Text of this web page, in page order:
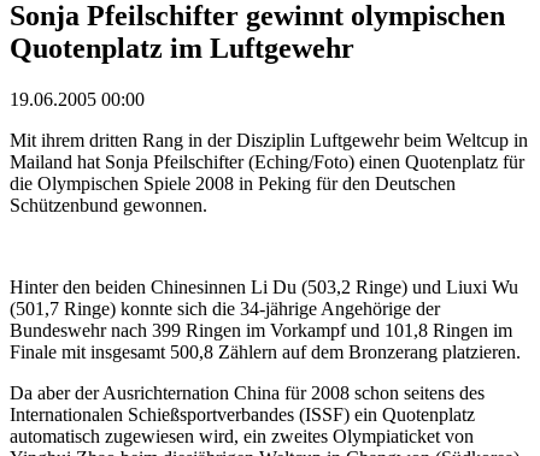
Sonja Pfeilschifter gewinnt olympischen
Quotenplatz im Luftgewehr
19.06.2005 00:00
Mit ihrem dritten Rang in der Disziplin Luftgewehr beim Weltcup in
Mailand hat Sonja Pfeilschifter (Eching/Foto) einen Quotenplatz für
die Olympischen Spiele 2008 in Peking für den Deutschen
Schützenbund gewonnen.
Hinter den beiden Chinesinnen Li Du (503,2 Ringe) und Liuxi Wu
(501,7 Ringe) konnte sich die 34-jährige Angehörige der
Bundeswehr nach 399 Ringen im Vorkampf und 101,8 Ringen im
Finale mit insgesamt 500,8 Zählern auf dem Bronzerang platzieren.
Da aber der Ausrichternation China für 2008 schon seitens des
Internationalen Schießsportverbandes (ISSF) ein Quotenplatz
automatisch zugewiesen wird, ein zweites Olympiaticket von